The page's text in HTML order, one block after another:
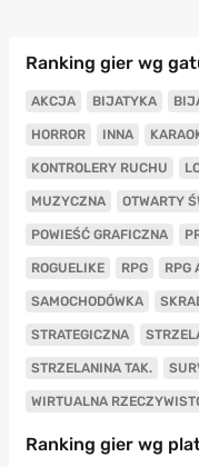
Ranking gier wg
AKCJA BIJATYKA
HORROR INNA
KONTROLERY RUCHU
MUZYCZNA OTWARTY
POWIEŚĆ GRAFICZNA
ROGUELIKE RPG RPG
SAMOCHODÓWKA
STRATEGICZNA
STRZELANINA TAK.
WIRTUALNA
Ranking gier wg